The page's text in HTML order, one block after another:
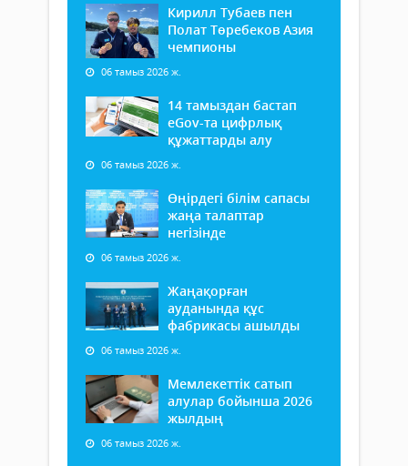
Кирилл Тубаев пен
Полат Төребеков Азия
чемпионы
06 тамыз 2026 ж.
14 тамыздан бастап
еGov-та цифрлық
құжаттарды алу
06 тамыз 2026 ж.
Өңірдегі білім сапасы
жаңа талаптар
негізінде
06 тамыз 2026 ж.
Жаңақорған
ауданында құс
фабрикасы ашылды
06 тамыз 2026 ж.
Мемлекеттік сатып
алулар бойынша 2026
жылдың
06 тамыз 2026 ж.